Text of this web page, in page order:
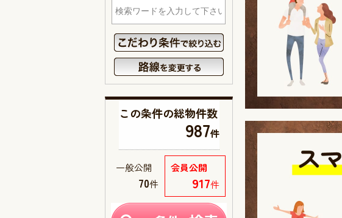
この条件の総物件数
987件
会員公開
917件
一般公開
70件